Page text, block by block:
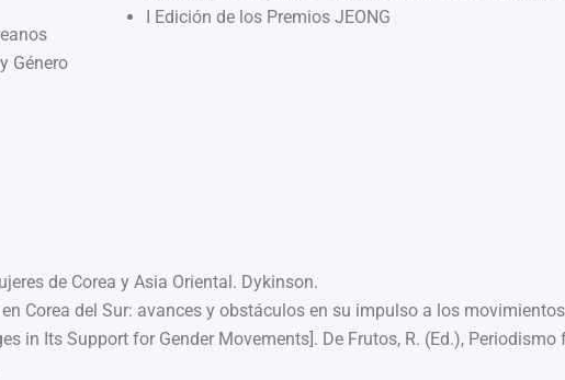
Género
I Edición de los Premios JEONG
de Corea y Asia Oriental. Dykinson.
Corea del Sur: avances y obstáculos en su impulso a los
in Its Support for Gender Movements]. De Frutos, R. (Ed.),